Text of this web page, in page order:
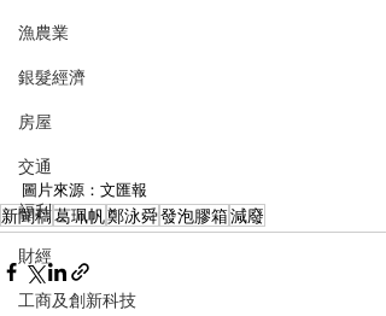
漁農業
銀髮經濟
房屋
交通
福利
財經
工商及創新科技
圖片來源：文匯報
新聞稿葛珮帆鄭泳舜發泡膠箱減廢